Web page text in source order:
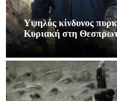
Υψηλός κίνδυνος
Κυριακή στη